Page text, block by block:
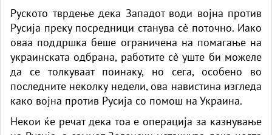
Руското тврдење дека Западот води војна против
Русија преку посредници станува сè поточно. Иако
оваа поддршка беше ограничена на помагање на
украинската одбрана, работите сè уште би можеле
да се толкуваат поинаку, но сега, особено во
последните неколку недели, ова навистина изгледа
како војна против Русија со помош на Украина.
Некои ќе речат дека тоа е операција за казнување